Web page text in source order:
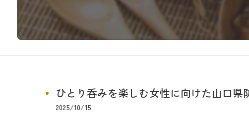
ひとり呑みを楽しむ女性に向けた山口
2025/10/15